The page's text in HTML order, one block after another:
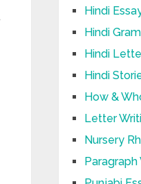
Hindi
Hindi
Hindi
Hindi
How &
Letter
Nursery
Paragraph